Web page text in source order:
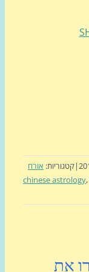
אורח
chinese